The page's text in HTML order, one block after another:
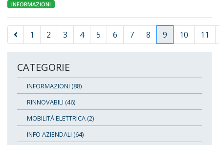
INFORMAZIONI
1 2 3 4 5 6 7 8 9 10 11
CATEGORIE
INFORMAZIONI (88)
RINNOVABILI (46)
MOBILITÀ ELETTRICA (2)
INFO AZIENDALI (64)